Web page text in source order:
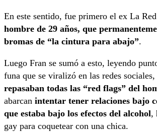
En este sentido, fue primero el ex La
hombre de 29 años, que
bromas de “la cintura para abajo”.
Luego Fran se sumó a esto, leyendo
funa que se viralizó en las redes sociales,
repasaban todas las “red flags” del
abarcan intentar tener relaciones bajo
que estaba bajo los efectos del alcohol,
gay para coquetear con una chica.